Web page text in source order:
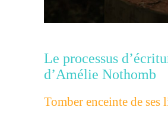
Le processus
d’Amélie Nothomb
Tomber enceinte de ses